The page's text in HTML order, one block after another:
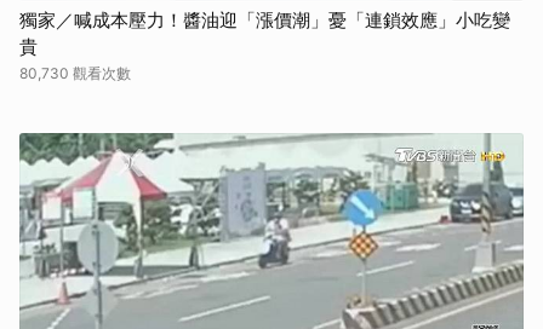
獨家／喊成本壓力！醬油迎「漲價潮」憂「連鎖效應」小吃變
貴
80,730 觀看次數